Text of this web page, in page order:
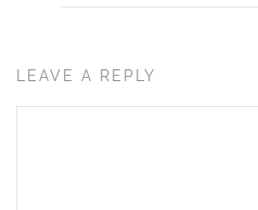
LEAVE A REPLY